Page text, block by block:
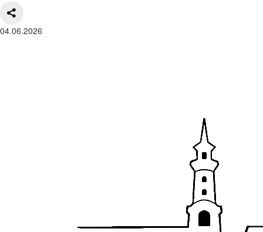
04.06.2026